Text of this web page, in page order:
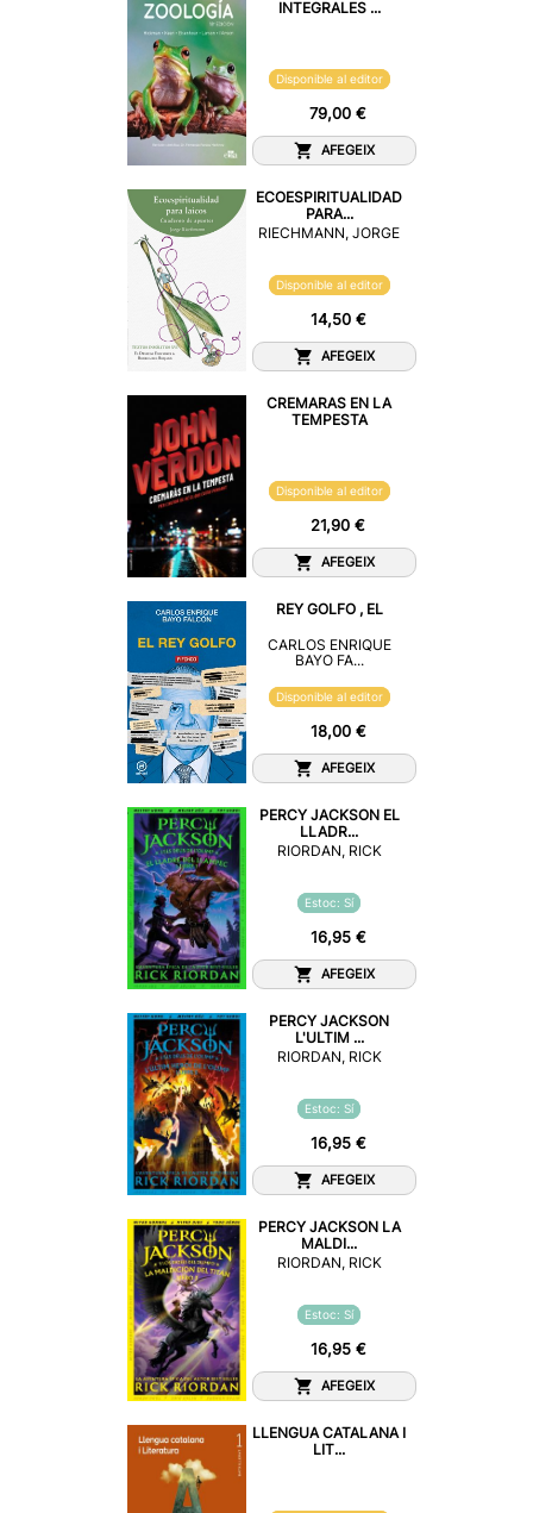
INTEGRALES ...
Disponible al editor
79,00 €
AFEGEIX
ECOESPIRITUALIDAD
PARA...
RIECHMANN, JORGE
Disponible al editor
14,50 €
AFEGEIX
CREMARAS EN LA
TEMPESTA
Disponible al editor
21,90 €
AFEGEIX
REY GOLFO , EL
CARLOS ENRIQUE
BAYO FA...
Disponible al editor
18,00 €
AFEGEIX
PERCY JACKSON EL
LLADR...
RIORDAN, RICK
Estoc: Sí
16,95 €
AFEGEIX
PERCY JACKSON
L'ULTIM ...
RIORDAN, RICK
Estoc: Sí
16,95 €
AFEGEIX
PERCY JACKSON LA
MALDI...
RIORDAN, RICK
Estoc: Sí
16,95 €
AFEGEIX
LLENGUA CATALANA I
LIT...